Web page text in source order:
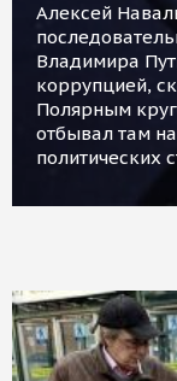
Алексей
Владимира
коррупцией,
Полярным
отбывал там
политических